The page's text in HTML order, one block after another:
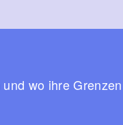
wo ihre